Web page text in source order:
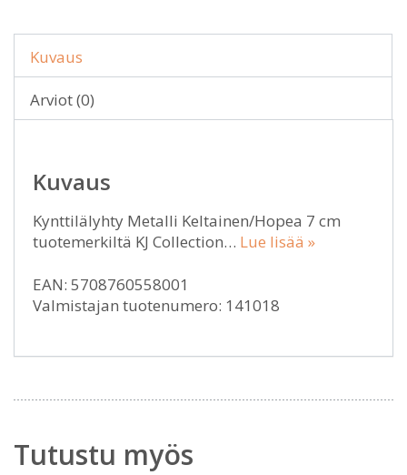
Kuvaus
Arviot (0)
Kuvaus
Kynttilälyhty Metalli Keltainen/Hopea 7 cm
tuotemerkiltä KJ Collection… Lue lisää »
EAN: 5708760558001
Valmistajan tuotenumero: 141018
Tutustu myös